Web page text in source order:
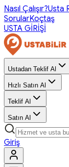
Nasıl Çalışır?Usta
SorularKoçtaş
USTA GİRİŞİ
Ustadan Teklif Al
Hızlı Satın Al
Teklif Al
Satın Al
Giriş